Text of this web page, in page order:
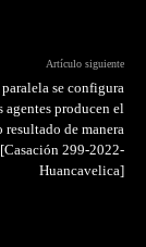
Artículo siguiente
se configura
agentes producen el
resultado de manera
299-2022-
Huancavelica]